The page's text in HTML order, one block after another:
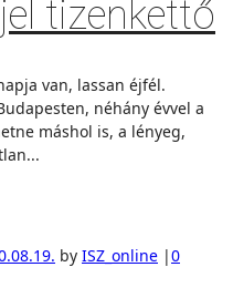
tizenkettő
van, lassan éjfél.
néhány évvel a
máshol is, a lényeg,
by ISZ_online |0